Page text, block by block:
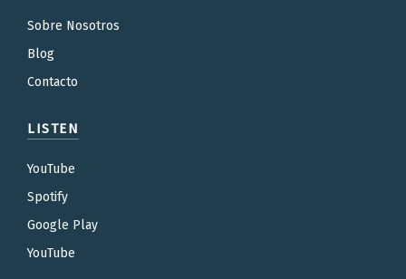
Sobre Nosotros
Blog
Contacto
LISTEN
YouTube
Spotify
Google Play
YouTube